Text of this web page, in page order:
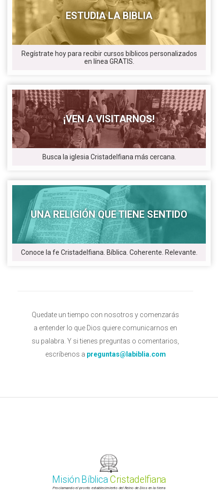
ESTUDIA LA BIBLIA
Regístrate hoy para recibir cursos bíblicos personalizados
en línea GRATIS.
¡VEN A VISITARNOS!
Busca la iglesia Cristadelfiana más cercana.
UNA RELIGIÓN QUE TIENE SENTIDO
Conoce la fe Cristadelfiana. Bíblica. Coherente. Relevante.
Quedate un tiempo con nosotros y comenzarás
a entender lo que Dios quiere comunicarnos en
su palabra. Y si tienes preguntas o comentarios,
escríbenos a preguntas@labiblia.com
Misión BíblicaCristadelfiana
Proclamando el pronto establecimiento del Reino de Dios en la tierra